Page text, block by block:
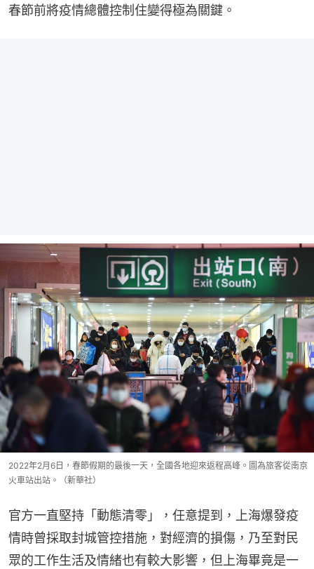
春節前將疫情總體控制住變得極為關鍵。
2022年2月6日，春節假期的最後一天，全國各地迎來返程高峰。圖為旅客從南京
火車站出站。（新華社）
官方一直堅持「動態清零」，任意提到，上海爆發疫
情時曾採取封城管控措施，對經濟的損傷，乃至對民
眾的工作生活及情緒也有較大影響，但上海畢竟是一